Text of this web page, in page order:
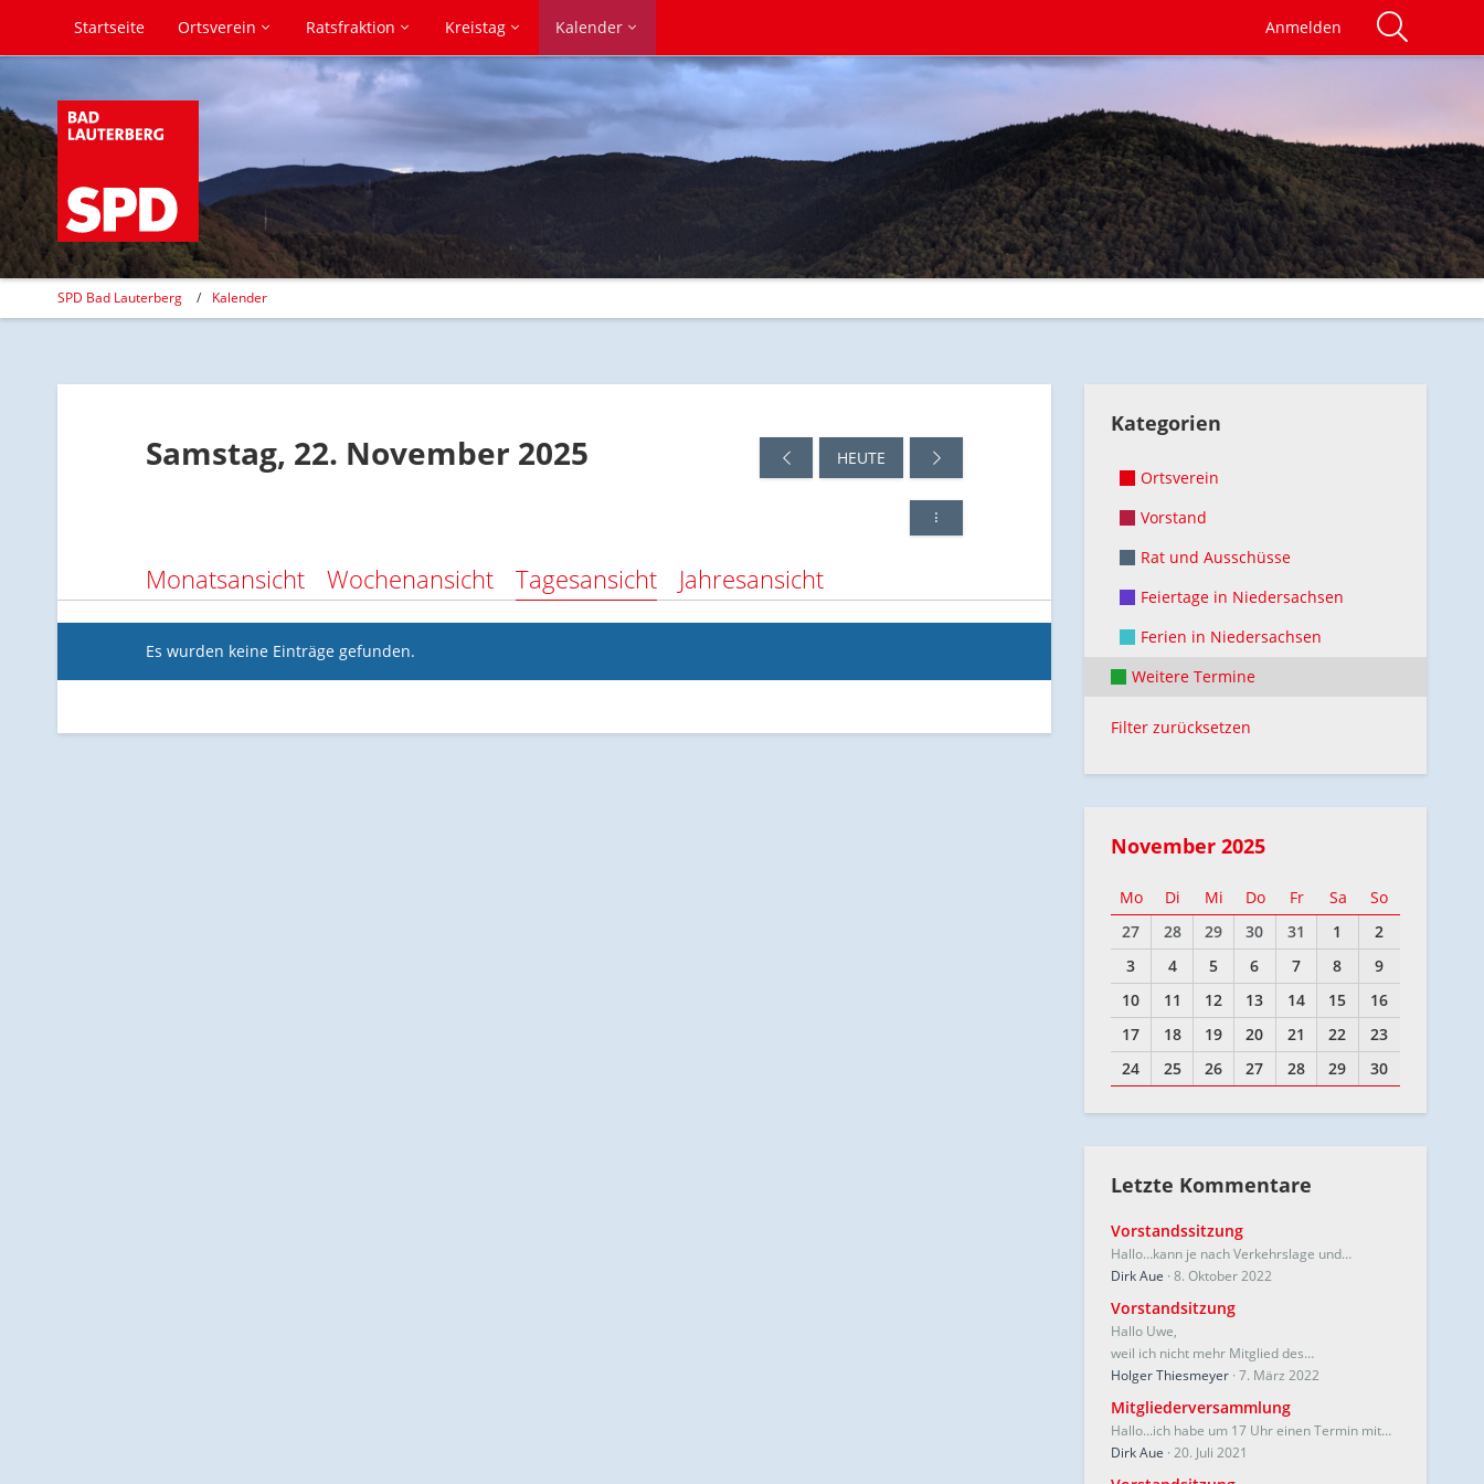
Startseite Ortsverein Ratsfraktion Kreistag Kalender Anmelden
SPD Bad Lauterberg Kalender
Samstag, 22. November 2025 HEUTE
Monatsansicht Wochenansicht Tagesansicht Jahresansicht
Es wurden keine Einträge gefunden.
Kategorien
Ortsverein
Vorstand
Rat und Ausschüsse
Feiertage in Niedersachsen
Ferien in Niedersachsen
Weitere Termine
Filter zurücksetzen
November 2025
Mo Di Mi Do Fr Sa
So
27
28 29 30 31 1
2
3
4 5 6 7 8
9
10
11 12 13 14 15
16
17
18 19 20 21 22
23
24
25 26 27 28 29 30
Letzte Kommentare
Vorstandssitzung
Hallo…kann je nach Verkehrslage und…
Dirk Aue 8. Oktober 2022
Vorstandsitzung
Hallo Uwe,
weil ich nicht mehr Mitglied des…
Holger Thiesmeyer 7. März 2022
Mitgliederversammlung
Hallo...ich habe um 17 Uhr einen Termin mit…
Dirk Aue 20. Juli 2021